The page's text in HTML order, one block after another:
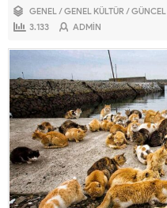
GENEL/GENEL KÜLTÜR /GÜNCEL
3.133
ADMIN